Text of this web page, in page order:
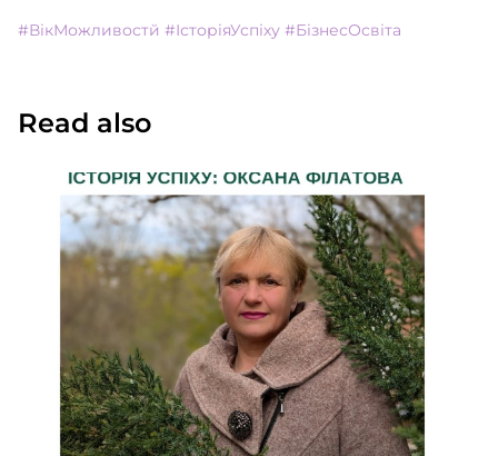
#ВікМожливостй #ІсторіяУспіху #БізнесОсвіта
Read also